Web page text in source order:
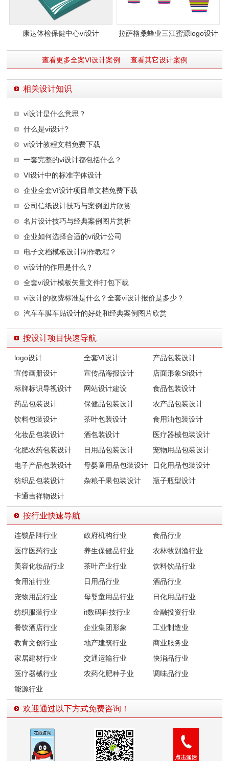
康达体检保健中心vi设计
拉萨格桑蜂业三江蜜源logo设计
查看更多全案VI设计案例
查看其它设计案例
相关设计知识
vi设计是什么意思？
什么是vi设计?
vi设计教程文档免费下载
一套完整的vi设计都包括什么？
VI设计中的标准字体设计
企业全套VI设计项目单文档免费下载
公司信纸设计技巧与案例图片欣赏
名片设计技巧与经典案例图片赏析
企业如何选择合适的vi设计公司
电子文档模板设计制作教程？
vi设计的作用是什么？
全套vi设计模板矢量文件打包下载
vi设计的收费标准是什么？全套vi设计报价是多少？
汽车车膜车贴设计的好处和经典案例图片欣赏
按设计项目快速导航
logo设计 全套VI设计
产品包装设计
宣传画册设计
宣传品海报设计
店面形象SI设计
标牌标识导视设计
网站设计建设
食品包装设计
药品包装设计
保健品包装设计
农产品包装设计
饮料包装设计
茶叶包装设计
食用油包装设计
化妆品包装设计
酒包装设计
医疗器械包装设计
化肥农药包装设计
日用品包装设计
宠物用品包装设计
电子产品包装设计
母婴童用品包装设计
日化用品包装设计
纺织品包装设计
杂粮干果包装设计
瓶子瓶型设计
卡通吉祥物设计
按行业快速导航
连锁品牌行业 政府机构行业
食品行业
医疗医药行业
养生保健品行业
农林牧副渔行业
美容化妆品行业
茶叶产业行业
饮料饮品行业
食用油行业
日用品行业
酒品行业
宠物用品行业
母婴童用品行业
日化用品行业
纺织服装行业
it数码科技行业
金融投资行业
餐饮酒店行业
企业集团形象
工业制造业
教育文创行业
地产建筑行业
商业服务业
家居建材行业
交通运输行业
快消品行业
医疗器械行业
农药化肥种子业
调味品行业
能源行业
欢迎通过以下方式免费咨询！